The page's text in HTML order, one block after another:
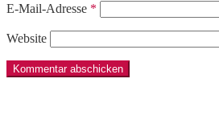
E-Mail-Adresse *
Website